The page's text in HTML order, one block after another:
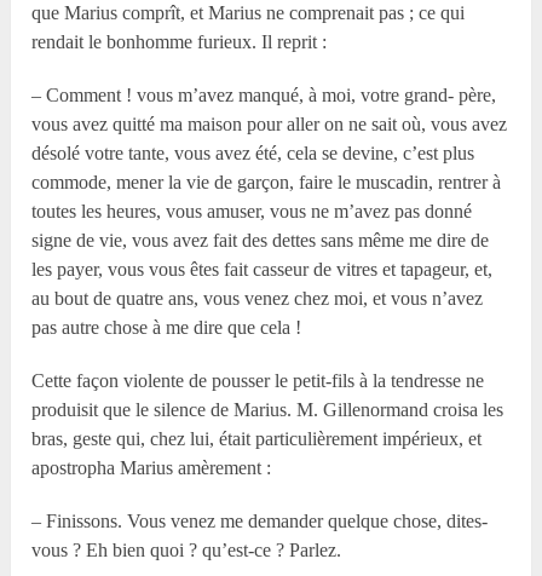
que Marius comprît, et Marius ne comprenait pas ; ce qui
rendait le bonhomme furieux. Il reprit :
– Comment ! vous m’avez manqué, à moi, votre grand- père,
vous avez quitté ma maison pour aller on ne sait où, vous avez
désolé votre tante, vous avez été, cela se devine, c’est plus
commode, mener la vie de garçon, faire le muscadin, rentrer à
toutes les heures, vous amuser, vous ne m’avez pas donné
signe de vie, vous avez fait des dettes sans même me dire de
les payer, vous vous êtes fait casseur de vitres et tapageur, et,
au bout de quatre ans, vous venez chez moi, et vous n’avez
pas autre chose à me dire que cela !
Cette façon violente de pousser le petit-fils à la tendresse ne
produisit que le silence de Marius. M. Gillenormand croisa les
bras, geste qui, chez lui, était particulièrement impérieux, et
apostropha Marius amèrement :
– Finissons. Vous venez me demander quelque chose, dites-
vous ? Eh bien quoi ? qu’est-ce ? Parlez.